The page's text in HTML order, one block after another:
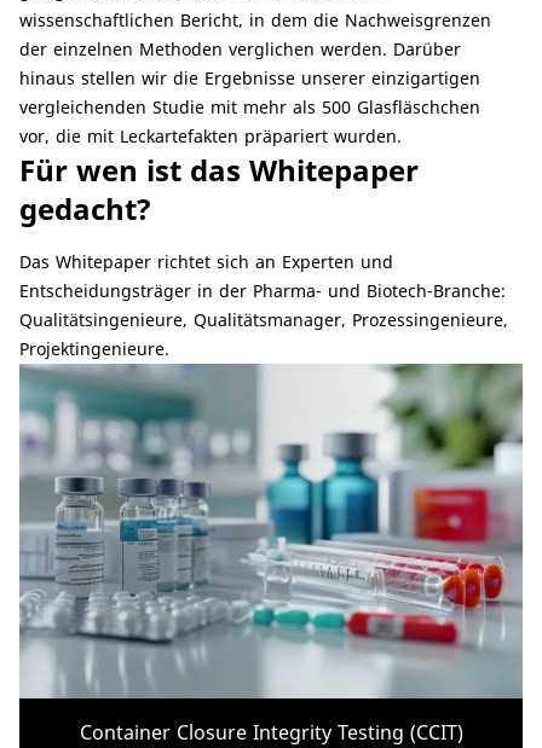
wissenschaftlichen Bericht, in dem die Nachweisgrenzen
der einzelnen Methoden verglichen werden. Darüber
hinaus stellen wir die Ergebnisse unserer einzigartigen
vergleichenden Studie mit mehr als 500 Glasfläschchen
vor, die mit Leckartefakten präpariert wurden.
Für wen ist das Whitepaper
gedacht?
Das Whitepaper richtet sich an Experten und
Entscheidungsträger in der Pharma- und Biotech-Branche:
Qualitätsingenieure, Qualitätsmanager, Prozessingenieure,
Projektingenieure.
Container Closure Integrity Testing (CCIT)